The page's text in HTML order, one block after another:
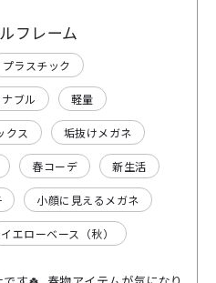
フレーム
プラスチック
ブル 軽量
クス 垢抜けメガネ
春コーデ 新生活
小顔に見えるメガネ
イエローベース（秋）